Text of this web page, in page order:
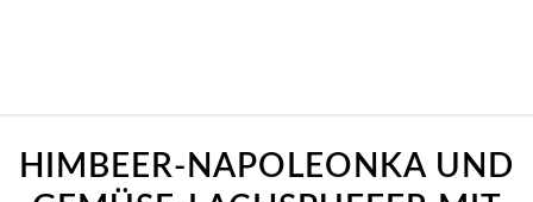
HIMBEER-NAPOLEONKA UND
sagt:
sagt:
sagt: